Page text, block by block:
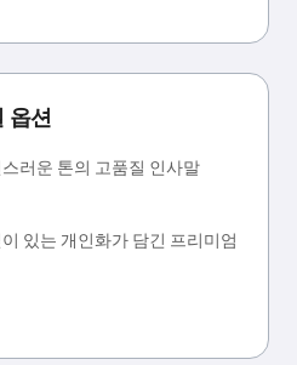
옵션
러운 톤의 고품질 인사말
있는 개인화가 담긴 프리미엄